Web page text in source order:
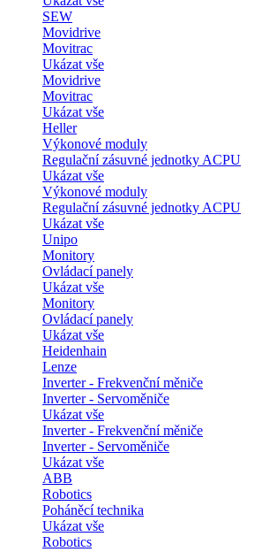
SEW
Movidrive
Movitrac
Ukázat vše
Movidrive
Movitrac
Ukázat vše
Heller
Výkonové moduly
Regulační zásuvné jednotky ACPU
Ukázat vše
Výkonové moduly
Regulační zásuvné jednotky ACPU
Ukázat vše
Unipo
Monitory
Ovládací panely
Ukázat vše
Monitory
Ovládací panely
Ukázat vše
Heidenhain
Lenze
Inverter - Frekvenční měniče
Inverter - Servoměniče
Ukázat vše
Inverter - Frekvenční měniče
Inverter - Servoměniče
Ukázat vše
ABB
Robotics
Poháněcí technika
Ukázat vše
Robotics